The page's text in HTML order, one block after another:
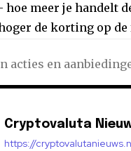
hoe meer je handelt
de korting op de
acties en
Cryptovaluta
https://